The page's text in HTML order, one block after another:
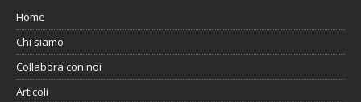
Home
Chi siamo
Collabora con noi
Articoli